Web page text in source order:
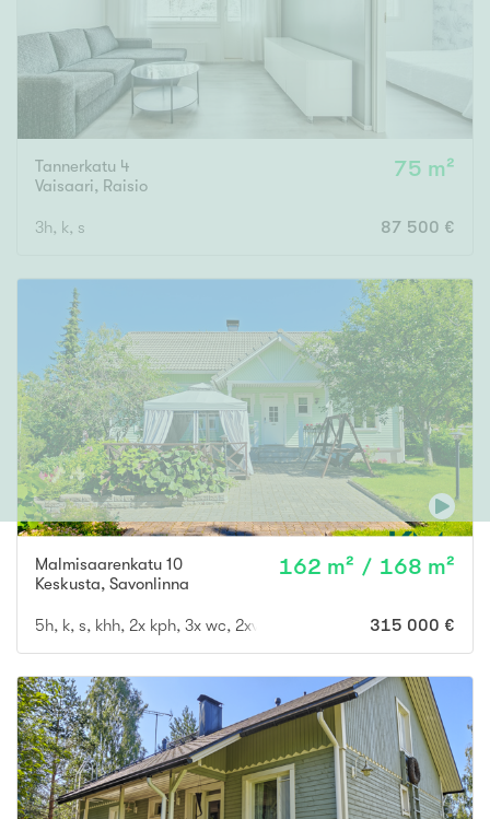
Tannerkatu 4
Vaisaari, Raisio
75 m²
3h, k, s 87 500 €
Malmisaarenkatu 10
Keskusta, Savonlinna
162 m² / 168 m²
5h, k, s, khh, 2x kph, 3x wc, 2xvar, kuntosali, askarteluhuone,
315 000 €